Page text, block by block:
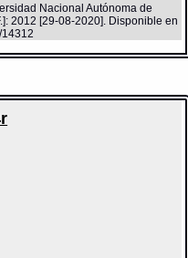
Nacional Autónoma de
2012 [29-08-2020]. Disponible en